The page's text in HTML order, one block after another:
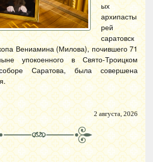
ых
архипасты
рей
саратовск
Вениамина (Милова), почившего 71
упокоенного в Свято-Троицком
Саратова, была совершена
2 августа, 2026